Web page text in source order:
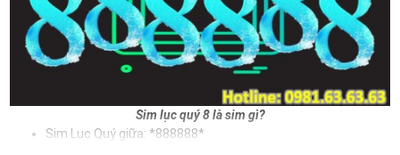
Sim lục quý 8 là sim gì?
Sim Lục Quý giữa: *888888*